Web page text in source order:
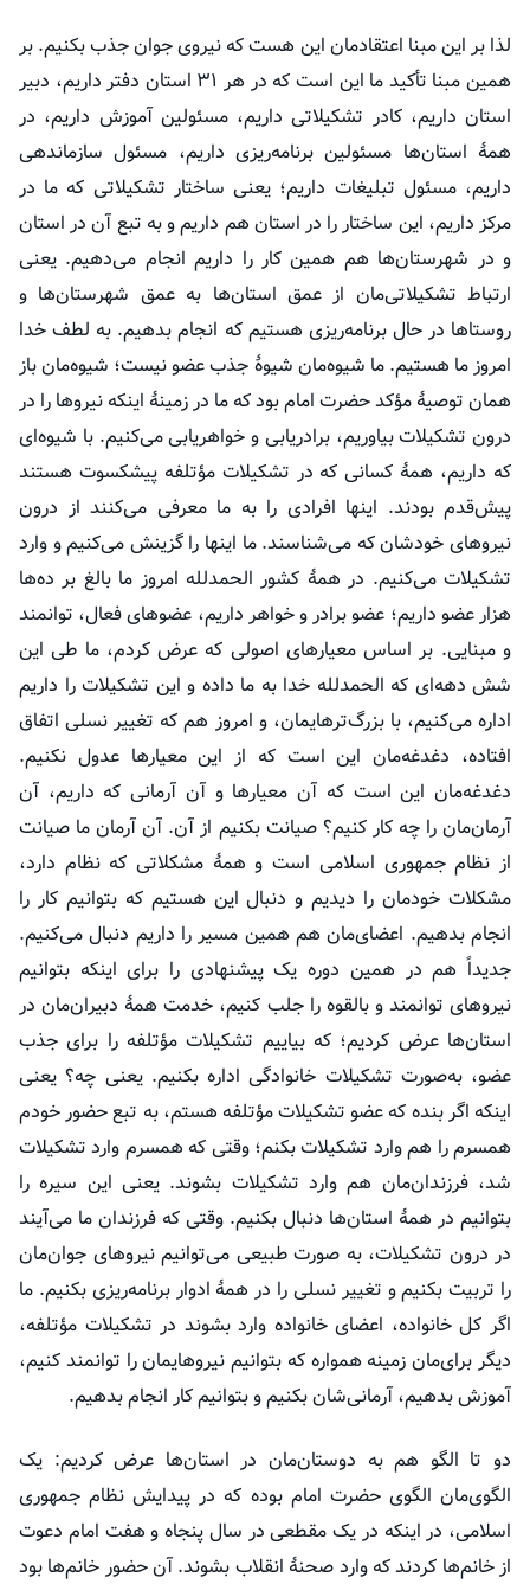
لذا بر این مبنا اعتقادمان این هست که نیروی جوان جذب بکنیم. بر
همین مبنا تأکید ما این است که در هر ۳۱ استان دفتر داریم، دبیر
استان داریم، کادر تشکیلاتی داریم، مسئولین آموزش داریم، در
همهٔ استان‌ها مسئولین برنامه‌ریزی داریم، مسئول سازماندهی
داریم، مسئول تبلیغات داریم؛ یعنی ساختار تشکیلاتی که ما در
مرکز داریم، این ساختار را در استان هم داریم و به تبع آن در استان
و در شهرستان‌ها هم همین کار را داریم انجام می‌دهیم. یعنی
ارتباط تشکیلاتی‌مان از عمق استان‌ها به عمق شهرستان‌ها و
روستاها در حال برنامه‌ریزی هستیم که انجام بدهیم. به لطف خدا
امروز ما هستیم. ما شیوه‌مان شیوهٔ جذب عضو نیست؛ شیوه‌مان باز
همان توصیهٔ مؤکد حضرت امام بود که ما در زمینهٔ اینکه نیروها را در
درون تشکیلات بیاوریم،برادریابی و خواهریابیمی‌کنیم. با شیوه‌ای
که داریم، همهٔ کسانی که در تشکیلاتمؤتلفه پیشکسوت هستند
پیش‌قدم بودند. اینها افرادی را به ما معرفی می‌کنند از درون
نیروهای خودشان که می‌شناسند. ما اینها را گزینش می‌کنیم و وارد
تشکیلات می‌کنیم. در همهٔ کشور الحمدلله امروز ما بالغ بر ده‌ها
هزار عضو داریم؛ عضو برادر و خواهر داریم، عضوهای فعال، توانمند
و مبنایی. بر اساس معیارهای اصولی که عرض کردم، ما طی این
شش دهه‌ای که الحمدلله خدا به ما داده و این تشکیلات را داریم
اداره می‌کنیم، با بزرگ‌ترهایمان، و امروز هم که تغییر نسلی اتفاق
افتاده، دغدغه‌مان این است که از این معیارها عدول نکنیم.
دغدغه‌مان این است که آن معیارها و آن آرمانی که داریم، آن
آرمان‌مان را چه کار کنیم؟ صیانت بکنیم از آن. آن آرمان ما صیانت
از نظام جمهوری اسلامی است و همهٔ مشکلاتی که نظام دارد،
مشکلات خودمان را دیدیم و دنبال این هستیم که بتوانیم کار را
انجام بدهیم. اعضای‌مان هم همین مسیر را داریم دنبال می‌کنیم.
جدیداً هم در همین دوره یک پیشنهادی را برای اینکه بتوانیم
نیروهای توانمند و بالقوه را جلب کنیم، خدمت همهٔ دبیران‌مان در
استان‌ها عرض کردیم؛ که بیاییم تشکیلات مؤتلفه را برای جذب
عضو، به‌صورت تشکیلات خانوادگی اداره بکنیم. یعنی چه؟ یعنی
اینکه اگر بنده که عضو تشکیلاتمؤتلفه هستم، به تبع حضور خودم
همسرم را هم وارد تشکیلات بکنم؛ وقتی که همسرم وارد تشکیلات
شد، فرزندان‌مان هم وارد تشکیلات بشوند. یعنی این سیره را
بتوانیم در همهٔ استان‌ها دنبال بکنیم. وقتی که فرزندان ما می‌آیند
در درون تشکیلات، به صورت طبیعی می‌توانیم نیروهای جوان‌مان
را تربیت بکنیم و تغییر نسلی را در همهٔ ادوار برنامه‌ریزی بکنیم. ما
اگر کل خانواده، اعضای خانواده وارد بشوند در تشکیلات مؤتلفه،
دیگر برای‌مان زمینه همواره که بتوانیم نیروهایمان را توانمند کنیم،
آموزش بدهیم، آرمانی‌شان بکنیم و بتوانیم کار انجام بدهیم.
دو تا الگو هم به دوستان‌مان در استان‌ها عرض کردیم: یک
الگوی‌مان الگوی حضرت امام بوده که در پیدایش نظام جمهوری
اسلامی، در اینکه در یک مقطعی در سال پنجاه و هفت امام دعوت
از خانم‌ها کردند که وارد صحنهٔ انقلاب بشوند. آن حضور خانم‌ها بود